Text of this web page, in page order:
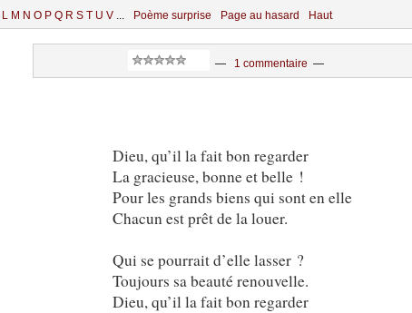
L M N O P Q R S T U V ... Poème surprise Page au hasard Haut
— 1 commentaire —
Dieu, qu’il la fait bon regarder
La gracieuse, bonne et belle !
Pour les grands biens qui sont en elle
Chacun est prêt de la louer.
Qui se pourrait d’elle lasser ?
Toujours sa beauté renouvelle.
Dieu, qu’il la fait bon regarder